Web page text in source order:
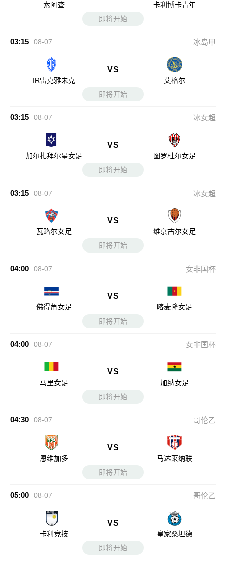
索阿查
卡利博卡青年
即将开始
03:15 08-07 冰岛甲
IR雷克雅未克
VS
艾格尔
即将开始
03:15 08-07 冰女超
加尔扎拜尔星女足
VS
图罗杜尔女足
即将开始
03:15 08-07 冰女超
瓦路尔女足
VS
维京古尔女足
即将开始
04:00 08-07 女非国杯
佛得角女足
VS
喀麦隆女足
即将开始
04:00 08-07 女非国杯
马里女足
VS
加纳女足
即将开始
04:30 08-07 哥伦乙
恩维加多
VS
马达莱纳联
即将开始
05:00 08-07 哥伦乙
卡利竞技
VS
皇家桑坦德
即将开始